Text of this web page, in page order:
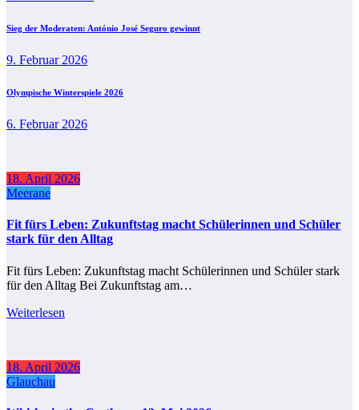
Sieg der Moderaten: António José Seguro gewinnt
9. Februar 2026
Olympische Winterspiele 2026
6. Februar 2026
18. April 2026
Meerane
Fit fürs Leben: Zukunftstag macht Schülerinnen und Schüler
stark für den Alltag
Fit fürs Leben: Zukunftstag macht Schülerinnen und Schüler stark
für den Alltag Bei Zukunftstag am…
Weiterlesen
18. April 2026
Glauchau